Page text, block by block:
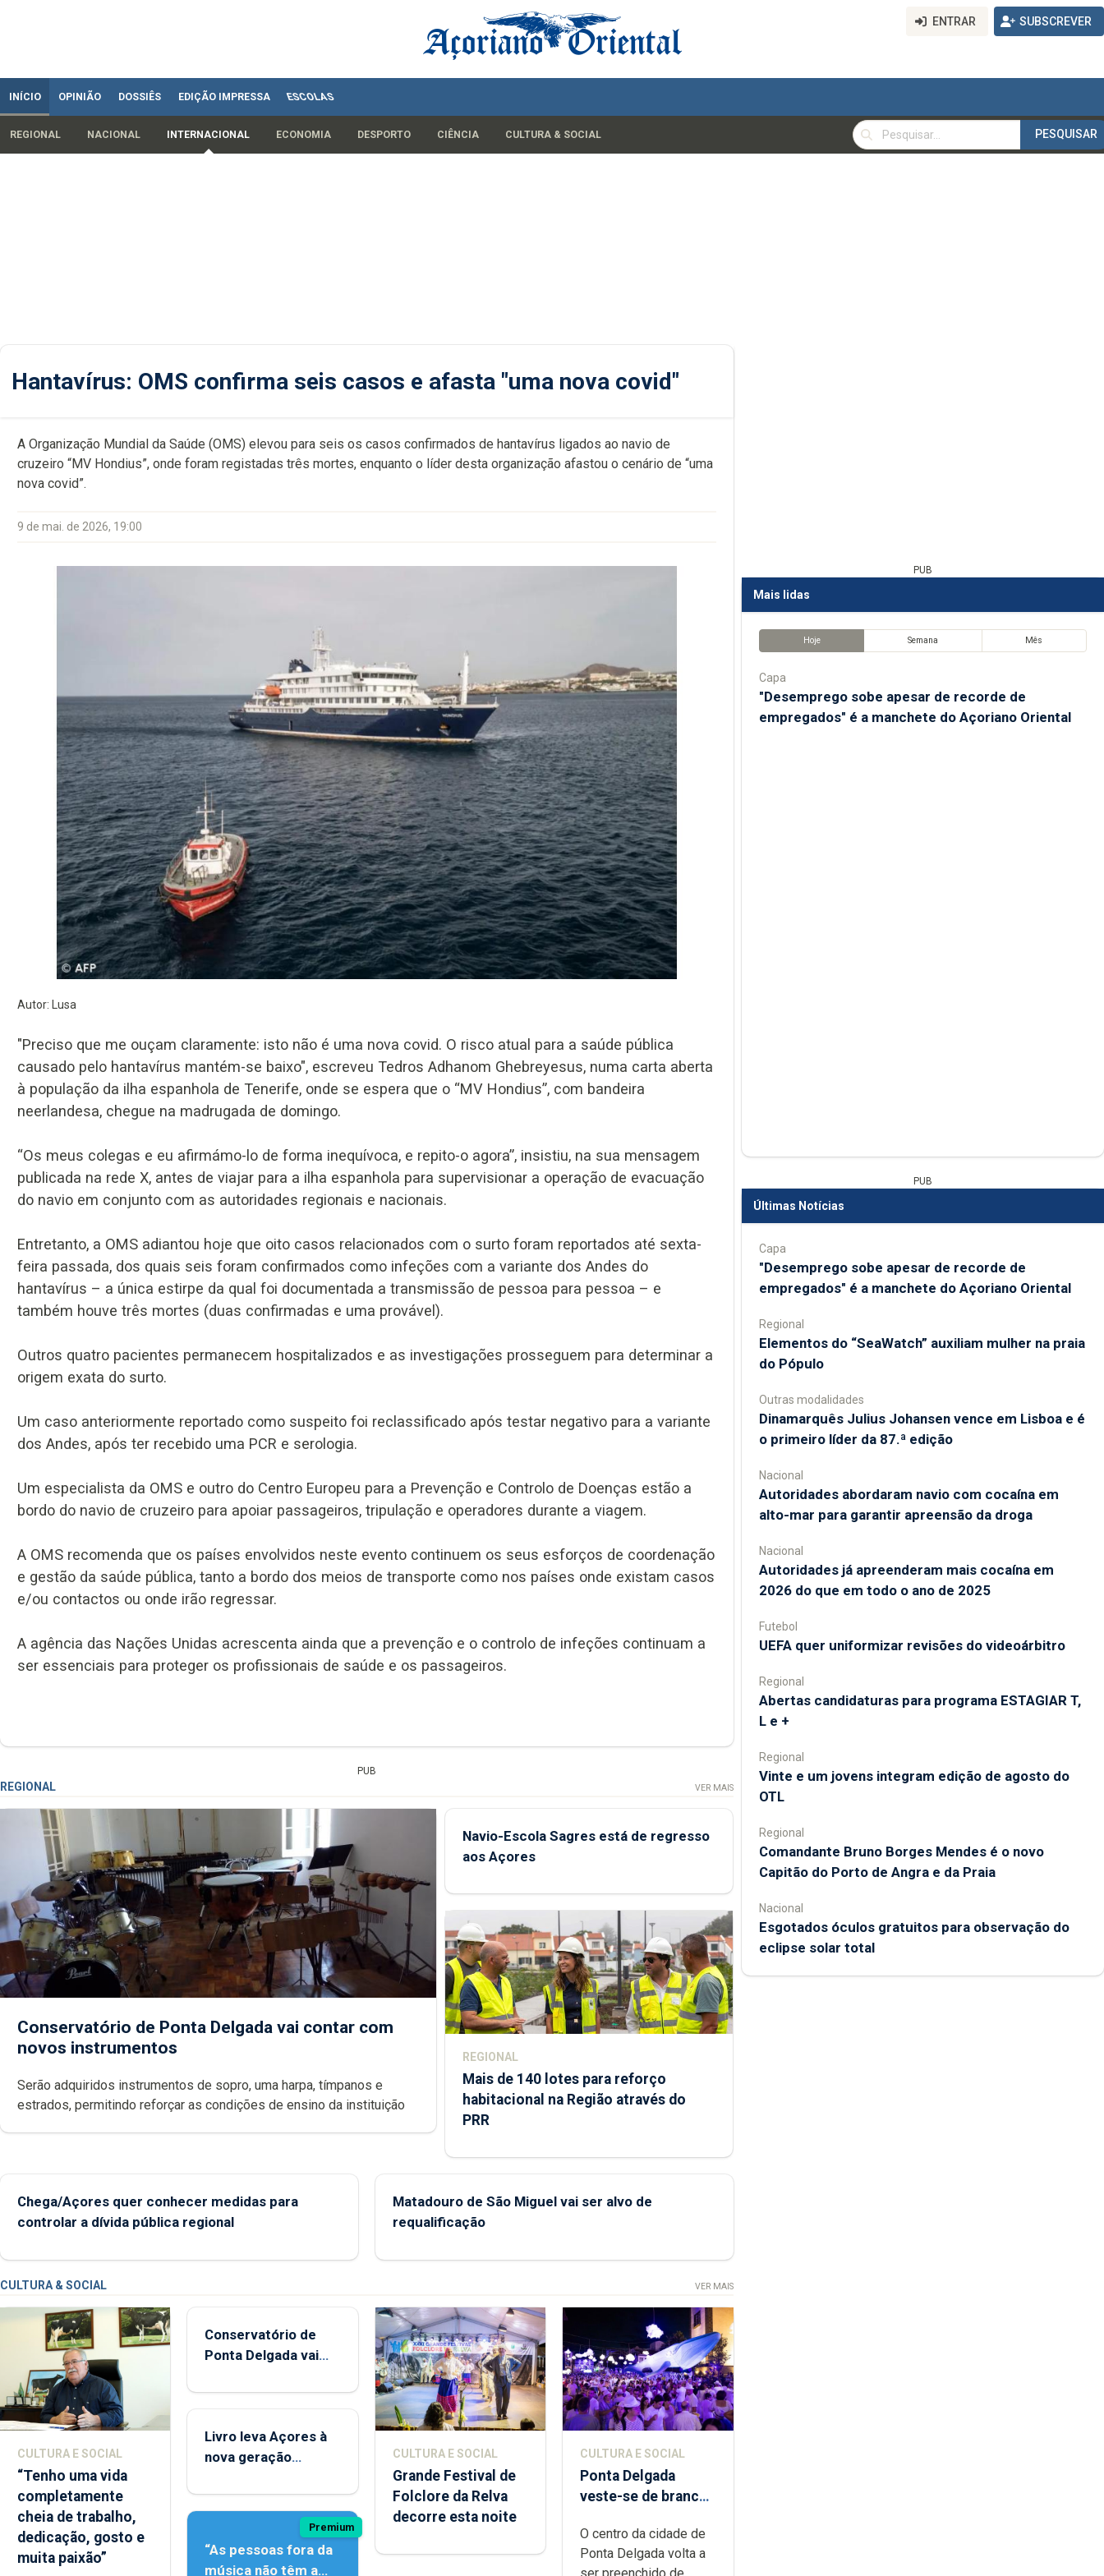
ENTRAR SUBSCREVER
INÍCIO OPINIÃO DOSSIÊS EDIÇÃO IMPRESSA ESCOLAS
REGIONAL NACIONAL INTERNACIONAL ECONOMIA DESPORTO CIÊNCIA CULTURA & SOCIAL
PESQUISAR
PESQUISAR
Hantavírus: OMS confirma seis casos e afasta "uma nova covid"
A Organização Mundial da Saúde (OMS) elevou para seis os casos confirmados de hantavírus ligados ao navio de
cruzeiro “MV Hondius”, onde foram registadas três mortes, enquanto o líder desta organização afastou o cenário de “uma
nova covid”.
9 de mai. de 2026, 19:00
Autor: Lusa
"Preciso que me ouçam claramente: isto não é uma nova covid. O risco atual para a saúde pública
causado pelo hantavírus mantém-se baixo", escreveu Tedros Adhanom Ghebreyesus, numa carta aberta
à população da ilha espanhola de Tenerife, onde se espera que o “MV Hondius”, com bandeira
neerlandesa, chegue na madrugada de domingo.
“Os meus colegas e eu afirmámo-lo de forma inequívoca, e repito-o agora”, insistiu, na sua mensagem
publicada na rede X, antes de viajar para a ilha espanhola para supervisionar a operação de evacuação
do navio em conjunto com as autoridades regionais e nacionais.
Entretanto, a OMS adiantou hoje que oito casos relacionados com o surto foram reportados até sexta-
feira passada, dos quais seis foram confirmados como infeções com a variante dos Andes do
hantavírus – a única estirpe da qual foi documentada a transmissão de pessoa para pessoa – e
também houve três mortes (duas confirmadas e uma provável).
Outros quatro pacientes permanecem hospitalizados e as investigações prosseguem para determinar a
origem exata do surto.
Um caso anteriormente reportado como suspeito foi reclassificado após testar negativo para a variante
dos Andes, após ter recebido uma PCR e serologia.
Um especialista da OMS e outro do Centro Europeu para a Prevenção e Controlo de Doenças estão a
bordo do navio de cruzeiro para apoiar passageiros, tripulação e operadores durante a viagem.
A OMS recomenda que os países envolvidos neste evento continuem os seus esforços de coordenação
e gestão da saúde pública, tanto a bordo dos meios de transporte como nos países onde existam casos
e/ou contactos ou onde irão regressar.
A agência das Nações Unidas acrescenta ainda que a prevenção e o controlo de infeções continuam a
ser essenciais para proteger os profissionais de saúde e os passageiros.
PUB
REGIONAL VER MAIS
Conservatório de Ponta Delgada vai contar com
novos instrumentos
Serão adquiridos instrumentos de sopro, uma harpa, tímpanos e
estrados, permitindo reforçar as condições de ensino da instituição
Navio-Escola Sagres está de regresso
aos Açores
REGIONAL
Mais de 140 lotes para reforço
habitacional na Região através do
PRR
Chega/Açores quer conhecer medidas para
controlar a dívida pública regional
Matadouro de São Miguel vai ser alvo de
requalificação
CULTURA & SOCIAL VER MAIS
CULTURA E SOCIAL
“Tenho uma vida
completamente
cheia de trabalho,
dedicação, gosto e
muita paixão”
Conservatório de
Ponta Delgada vai
instrumentos
Livro leva Açores à
nova geração
Premium
“As pessoas fora da
música não têm a
CULTURA E SOCIAL
Grande Festival de
Folclore da Relva
decorre esta noite
CULTURA E SOCIAL
Ponta Delgada
veste-se de branco
O centro da cidade de
Ponta Delgada volta a
ser preenchido de
PUB
Mais lidas
Hoje Semana Mês
Capa
"Desemprego sobe apesar de recorde de
empregados" é a manchete do Açoriano Oriental
PUB
Últimas Notícias
Capa
"Desemprego sobe apesar de recorde de
empregados" é a manchete do Açoriano Oriental
Regional
​Elementos do “SeaWatch” auxiliam mulher na praia
do Pópulo
Outras modalidades
Dinamarquês Julius Johansen vence em Lisboa e é
o primeiro líder da 87.ª edição
Nacional
Autoridades abordaram navio com cocaína em
alto-mar para garantir apreensão da droga
Nacional
Autoridades já apreenderam mais cocaína em
2026 do que em todo o ano de 2025
Futebol
UEFA quer uniformizar revisões do videoárbitro
Regional
Abertas candidaturas para programa ESTAGIAR T,
L e +
Regional
Vinte e um jovens integram edição de agosto do
OTL
Regional
Comandante Bruno Borges Mendes é o novo
Capitão do Porto de Angra e da Praia
Nacional
Esgotados óculos gratuitos para observação do
eclipse solar total